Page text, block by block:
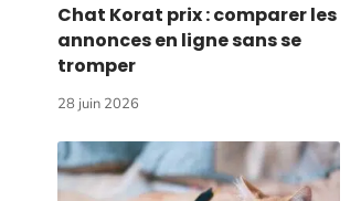
Chat Korat prix : comparer les
annonces en ligne sans se
tromper
28 juin 2026